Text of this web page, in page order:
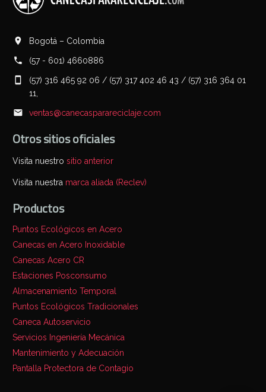
Bogotá – Colombia
(57 - 601) 4660886
(57) 316 465 92 06 / (57) 317 402 46 43 / (57) 316 364 01
11,
ventas@canecasparareciclaje.com
Otros sitios oficiales
Visita nuestro sitio anterior
Visita nuestra marca aliada (Reclev)
Productos
Puntos Ecológicos en Acero
Canecas en Acero Inoxidable
Canecas Acero CR
Estaciones Posconsumo
Almacenamiento Temporal
Puntos Ecológicos Tradicionales
Caneca Autoservicio
Servicios Ingeniería Mecánica
Mantenimiento y Adecuación
Pantalla Protectora de Contagio